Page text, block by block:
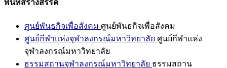
พื้นที่สร้างสรรค์
ศูนย์พันธกิจเพื่อสังคม ศูนย์พันธกิจเพื่อสังคม
ศูนย์กีฬาแห่งจุฬาลงกรณ์มหาวิทยาลัย ศูนย์กีฬาแห่ง
จุฬาลงกรณ์มหาวิทยาลัย
ธรรมสถานจุฬาลงกรณ์มหาวิทยาลัย ธรรมสถาน